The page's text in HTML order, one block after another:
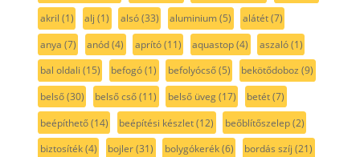
akril (1) alj (1) alsó(33) aluminium(5) alátét(7)
anya (7) anód(4) aprító(11) aquastop(4) aszaló(1)
bal oldali (15) befogó(1) befolyócső(5) bekötődoboz (9)
belső(30) belső cső(11) belső üveg(17) betét(7)
beépíthető(14) beépítési készlet(12) beőblítőszelep(2)
biztosíték(4) bojler(31) bolygókerék(6) bordás szíj (21)